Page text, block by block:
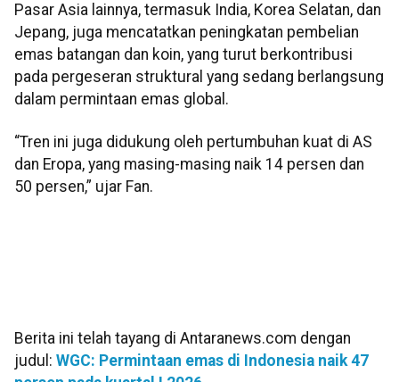
Pasar Asia lainnya, termasuk India, Korea Selatan, dan
Jepang, juga mencatatkan peningkatan pembelian
emas batangan dan koin, yang turut berkontribusi
pada pergeseran struktural yang sedang berlangsung
dalam permintaan emas global.
“Tren ini juga didukung oleh pertumbuhan kuat di AS
dan Eropa, yang masing-masing naik 14 persen dan
50 persen,” ujar Fan.
Berita ini telah tayang di Antaranews.com dengan
judul: WGC: Permintaan emas di Indonesia naik 47